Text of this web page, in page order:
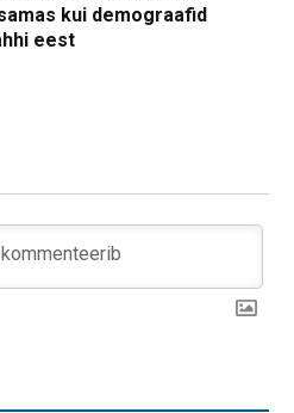
kui demograafid
eest